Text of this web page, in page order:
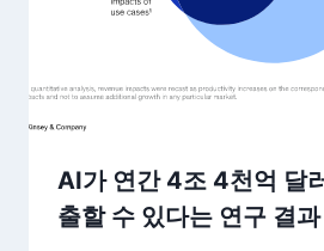
AI가 연간 4조 4천억 달
출할 수 있다는 연구 결